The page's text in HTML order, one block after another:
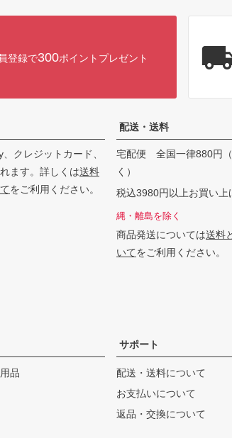
登録で300ポイントプレゼント
クレジットカード、
ます。詳しくは送料
をご利用ください。
配送・送料
宅配便 全国一律880円
く）
税込3980円以上お買い上
縄・離島を除く
商品発送については送料
いてをご利用ください。
品
サポート
配送・送料について
お支払いについて
返品・交換について